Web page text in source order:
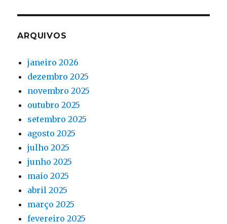
ARQUIVOS
janeiro 2026
dezembro 2025
novembro 2025
outubro 2025
setembro 2025
agosto 2025
julho 2025
junho 2025
maio 2025
abril 2025
março 2025
fevereiro 2025